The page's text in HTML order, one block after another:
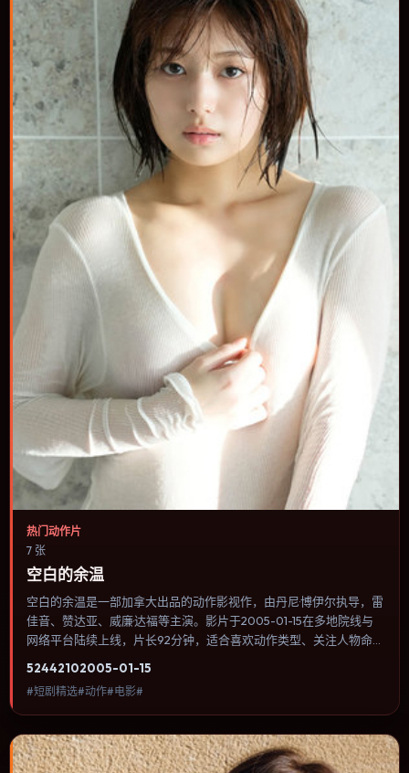
热门动作片
7 张
空白的余温
空白的余温是一部加拿大出品的动作影视作，由丹尼·博伊尔执导，雷
佳音、赞达亚、威廉·达福等主演。影片于2005-01-15在多地院线与
网络平台陆续上线，片长92分钟，适合喜欢动作类型、关注人物命运
言统一，可作为休闲观影或类型片补片的选择。
52442102005-01-15
#短剧精选#动作#电影#